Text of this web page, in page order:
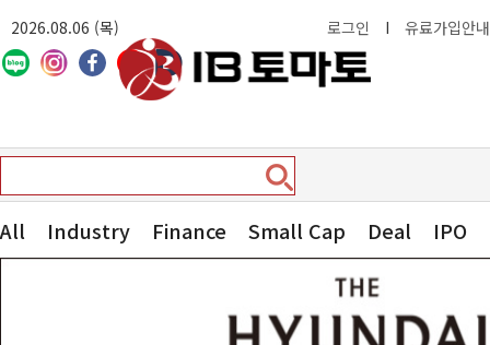
2026.08.06 (목) 로그인 I 유료가입안내
All Industry Finance Small Cap Deal IPO